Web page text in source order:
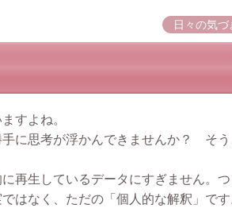
日々の気づ
すよね。
に思考が浮かんできませんか？ そう
再生しているデータにすぎません。つ
はなく、ただの「個人的な解釈」です